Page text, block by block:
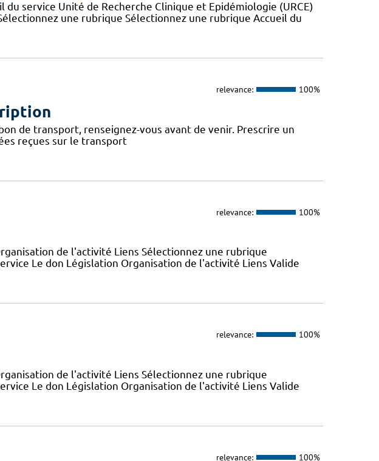
du service Unité de Recherche Clinique et Epidémiologie (URCE)
une rubrique Sélectionnez une rubrique Accueil du
relevance: 100%
de transport, renseignez-vous avant de venir. Prescrire un
reçues sur le transport
relevance: 100%
de l'activité Liens Sélectionnez une rubrique
Le don Législation Organisation de l'activité Liens Valide
relevance: 100%
de l'activité Liens Sélectionnez une rubrique
Le don Législation Organisation de l'activité Liens Valide
relevance: 100%